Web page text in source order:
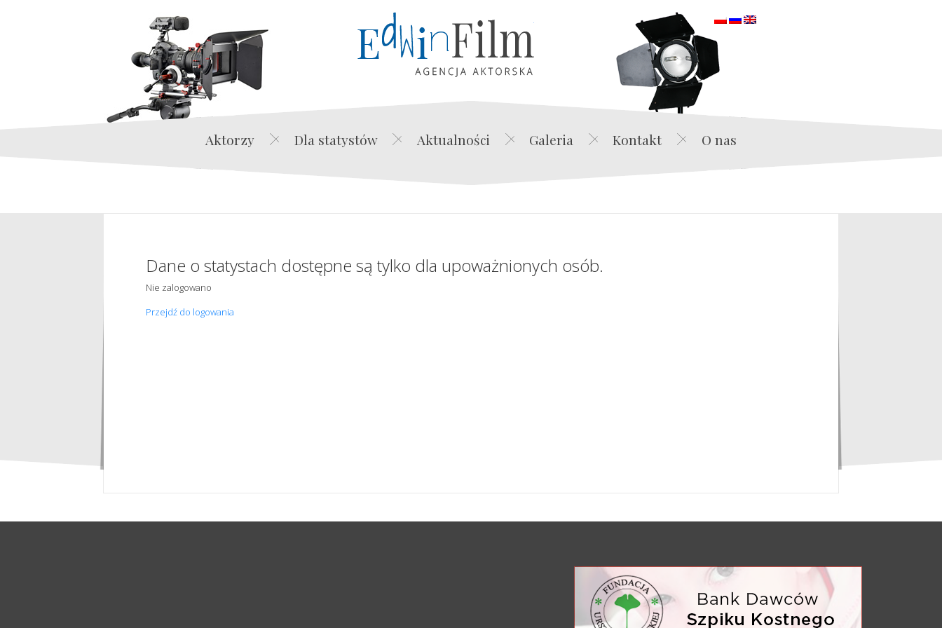
Edwin Film Agencja Aktorska
Aktorzy Dla statystów Aktualności Galeria Kontakt O nas
Dane o statystach dostępne są tylko dla upoważnionych osób.
Nie zalogowano
Przejdź do logowania